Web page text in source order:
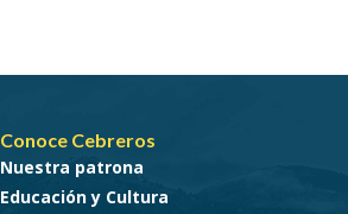
Conoce Cebreros
Nuestra patrona
Educación y Cultura